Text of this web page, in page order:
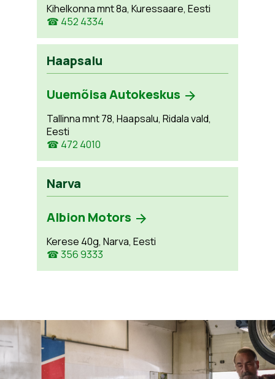
Kihelkonna mnt 8a, Kuressaare, Eesti
☎ 452 4334
Haapsalu
Uuemõisa Autokeskus
Tallinna mnt 78, Haapsalu, Ridala vald,
Eesti
☎ 472 4010
Narva
Albion Motors
Kerese 40g, Narva, Eesti
☎ 356 9333